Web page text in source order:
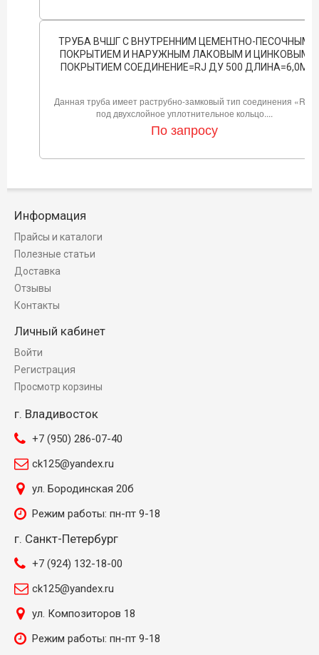
ТРУБА ВЧШГ С ВНУТРЕННИМ ЦЕМЕНТНО-ПЕСОЧНЫМ
ПОКРЫТИЕМ И НАРУЖНЫМ ЛАКОВЫМ И ЦИНКОВЫМ
ПОКРЫТИЕМ СОЕДИНЕНИЕ=RJ ДУ 500 ДЛИНА=6,0М
Данная труба имеет раструбно-замковый тип соединения «RJ»
под двухслойное уплотнительное кольцо....
По запросу
Информация
Прайсы и каталоги
Полезные статьи
Доставка
Отзывы
Контакты
Личный кабинет
Войти
Регистрация
Просмотр корзины
г. Владивосток
+7 (950) 286-07-40
ck125@yandex.ru
ул. Бородинская 20б
Режим работы: пн-пт 9-18
г. Санкт-Петербург
+7 (924) 132-18-00
ck125@yandex.ru
ул. Композиторов 18
Режим работы: пн-пт 9-18